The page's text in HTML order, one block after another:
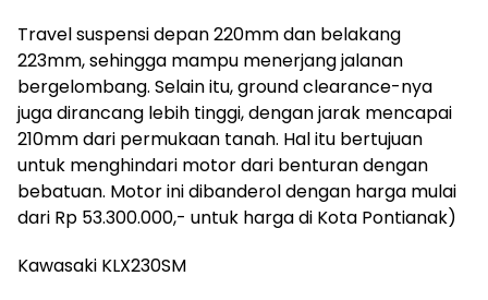
Travel suspensi depan 220mm dan belakang
223mm, sehingga mampu menerjang jalanan
bergelombang. Selain itu, ground clearance-nya
juga dirancang lebih tinggi, dengan jarak mencapai
210mm dari permukaan tanah. Hal itu bertujuan
untuk menghindari motor dari benturan dengan
bebatuan. Motor ini dibanderol dengan harga mulai
dari Rp 53.300.000,- untuk harga di Kota Pontianak)
Kawasaki KLX230SM